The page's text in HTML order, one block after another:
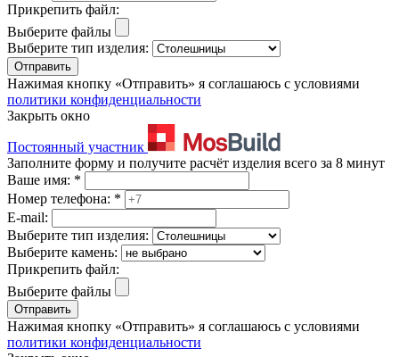
Прикрепить файл:
Выберите файлы
Выберите тип изделия:
Отправить
Нажимая кнопку «Отправить» я соглашаюсь с условиями
политики конфиденциальности
Закрыть окно
Постоянный участник
Заполните форму и получите расчёт изделия всего за 8 минут
Ваше имя: *
Номер телефона: *
E-mail:
Выберите тип изделия:
Выберите камень:
Прикрепить файл:
Выберите файлы
Отправить
Нажимая кнопку «Отправить» я соглашаюсь с условиями
политики конфиденциальности